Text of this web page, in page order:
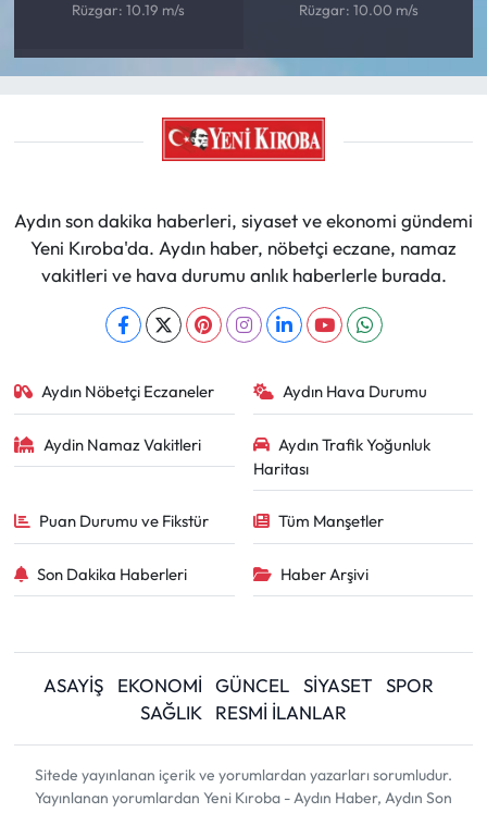
Rüzgar: 10.19 m/s
Rüzgar: 10.00 m/s
Aydın son dakika haberleri, siyaset ve ekonomi gündemi
Yeni Kıroba'da. Aydın haber, nöbetçi eczane, namaz
vakitleri ve hava durumu anlık haberlerle burada.
Aydın Nöbetçi Eczaneler Aydın Hava Durumu
Aydin Namaz Vakitleri
Aydın Trafik Yoğunluk
Haritası
Puan Durumu ve Fikstür Tüm Manşetler
Son Dakika Haberleri Haber Arşivi
ASAYİŞ EKONOMİ GÜNCEL SİYASET
SPOR
SAĞLIK
RESMİ İLANLAR
Sitede yayınlanan içerik ve yorumlardan yazarları sorumludur.
Yayınlanan yorumlardan Yeni Kıroba - Aydın Haber, Aydın Son